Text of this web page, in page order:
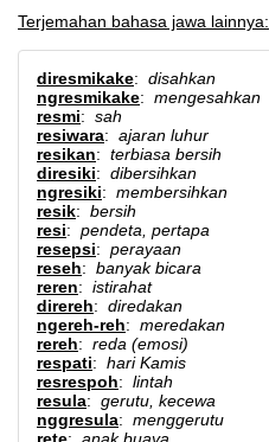
Terjemahan bahasa jawa lainnya:
diresmikake: disahkan
ngresmikake: mengesahkan
resmi: sah
resiwara: ajaran luhur
resikan: terbiasa bersih
diresiki: dibersihkan
ngresiki: membersihkan
resik: bersih
resi: pendeta, pertapa
resepsi: perayaan
reseh: banyak bicara
reren: istirahat
direreh: diredakan
ngereh-reh: meredakan
rereh: reda (emosi)
respati: hari Kamis
resrespoh: lintah
resula: gerutu, kecewa
nggresula: menggerutu